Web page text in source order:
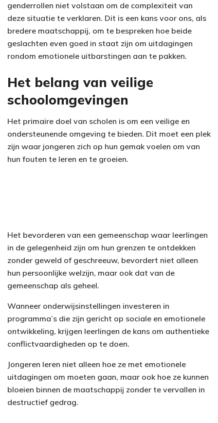
genderrollen niet volstaan om de complexiteit van
deze situatie te verklaren. Dit is een kans voor ons, als
bredere maatschappij, om te bespreken hoe beide
geslachten even goed in staat zijn om uitdagingen
rondom emotionele uitbarstingen aan te pakken.
Het belang van veilige
schoolomgevingen
Het primaire doel van scholen is om een veilige en
ondersteunende omgeving te bieden. Dit moet een plek
zijn waar jongeren zich op hun gemak voelen om van
hun fouten te leren en te groeien.
Het bevorderen van een gemeenschap waar leerlingen
in de gelegenheid zijn om hun grenzen te ontdekken
zonder geweld of geschreeuw, bevordert niet alleen
hun persoonlijke welzijn, maar ook dat van de
gemeenschap als geheel.
Wanneer onderwijsinstellingen investeren in
programma’s die zijn gericht op sociale en emotionele
ontwikkeling, krijgen leerlingen de kans om authentieke
conflictvaardigheden op te doen.
Jongeren leren niet alleen hoe ze met emotionele
uitdagingen om moeten gaan, maar ook hoe ze kunnen
bloeien binnen de maatschappij zonder te vervallen in
destructief gedrag.